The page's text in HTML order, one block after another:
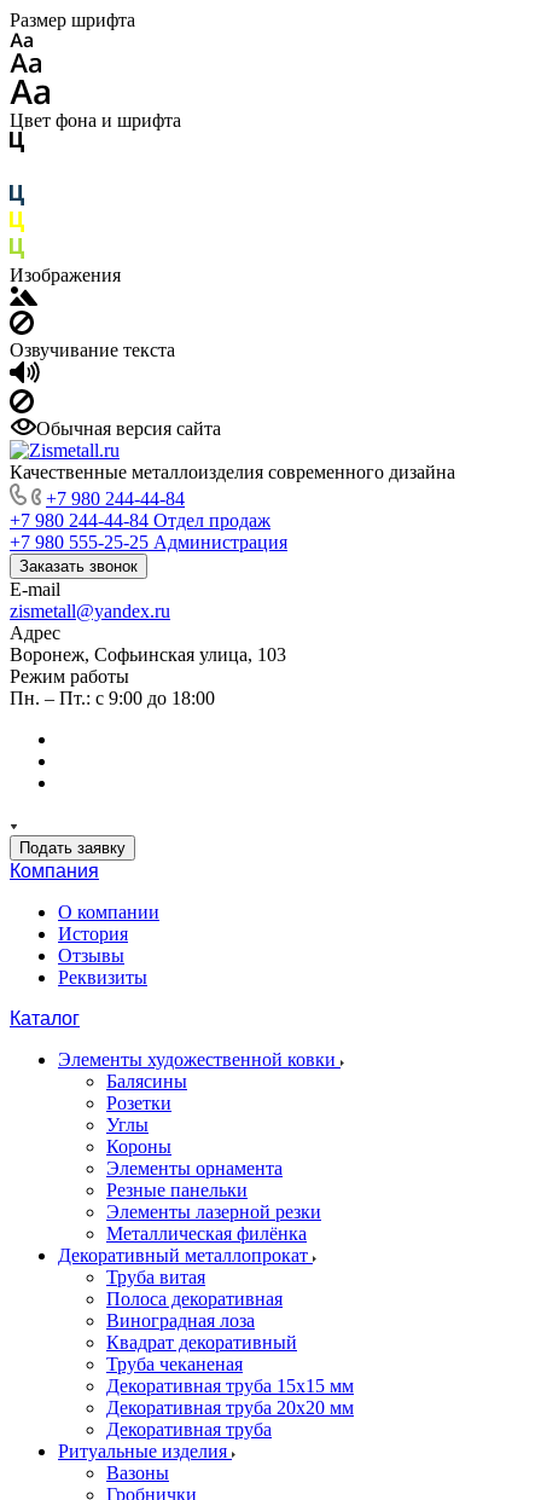
Размер шрифта
Цвет фона и шрифта
Изображения
Озвучивание текста
Обычная версия сайта
Качественные металлоизделия современного дизайна
+7 980 244-44-84
+7 980 244-44-84 Отдел продаж
+7 980 555-25-25 Администрация
Заказать звонок
E-mail
zismetall@yandex.ru
Адрес
Воронеж, Софьинская улица, 103
Режим работы
Пн. – Пт.: с 9:00 до 18:00
Подать заявку
Компания
О компании
История
Отзывы
Реквизиты
Каталог
Элементы художественной ковки
Балясины
Розетки
Углы
Короны
Элементы орнамента
Резные панельки
Элементы лазерной резки
Металлическая филёнка
Декоративный металлопрокат
Труба витая
Полоса декоративная
Виноградная лоза
Квадрат декоративный
Труба чеканеная
Декоративная труба 15х15 мм
Декоративная труба 20х20 мм
Декоративная труба
Ритуальные изделия
Вазоны
Гробнички